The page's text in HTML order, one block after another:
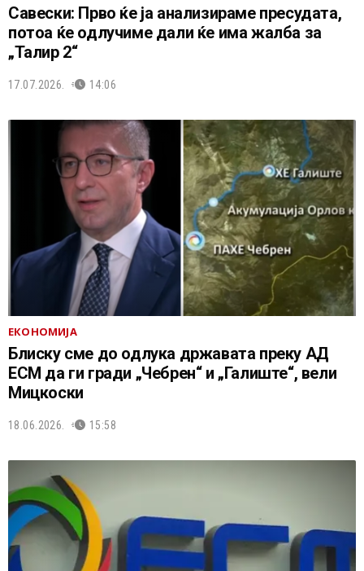
Савески: Прво ќе ја анализираме пресудата,
потоа ќе одлучиме дали ќе има жалба за
„Талир 2“
17.07.2026. 14:06
ЕКОНОМИЈА
Блиску сме до одлука државата преку АД
ЕСМ да ги гради „Чебрен“ и „Галиште“, вели
Мицкоски
18.06.2026. 15:58